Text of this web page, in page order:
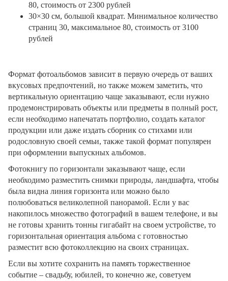
80, стоимость от 2300 рублей
30×30 см, большой квадрат. Минимальное количество
страниц 30, максимальное 80, стоимость от 3100
рублей
Формат фотоальбомов зависит в первую очередь от ваших
вкусовых предпочтений, но также можем заметить, что
вертикальную ориентацию чаще заказывают, если нужно
продемонстрировать объекты или предметы в полный рост,
если необходимо напечатать портфолио, создать каталог
продукции или даже издать сборник со стихами или
родословную своей семьи, также такой формат популярен
при оформлении выпускных альбомов.
Фотокнигу по горизонтали заказывают чаще, если
необходимо разместить снимки природы, ландшафта, чтобы
была видна линия горизонта или можно было
полюбоваться великолепной панорамой. Если у вас
накопилось множество фотографий в вашем телефоне, и вы
не готовы хранить тонны гигабайт на своем устройстве, то
горизонтальная ориентация альбома с готовностью
разместит всю фотоколлекцию на своих страницах.
Если вы хотите сохранить на память торжественное
событие – свадьбу, юбилей, то конечно же, советуем